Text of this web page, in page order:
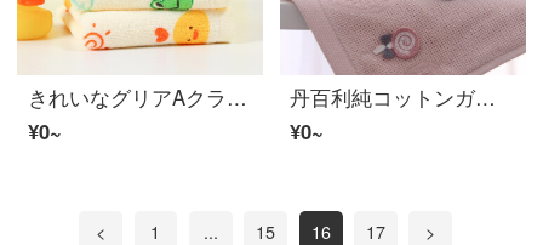
きれいなグリアAクラスの純コットン洗顔可愛い家庭用アニメ子供タオル赤ちゃんの柔らかい吸水赤ちゃんタオル50*25 cm 50 G/条4本セット
¥0~
丹百利純コットンガーゼ柔軟赤ちゃん洗顔家庭用吸水速乾可愛い子供用タオル大人3枚セット34*75
¥0~
< 1 ... 15 16 17 >